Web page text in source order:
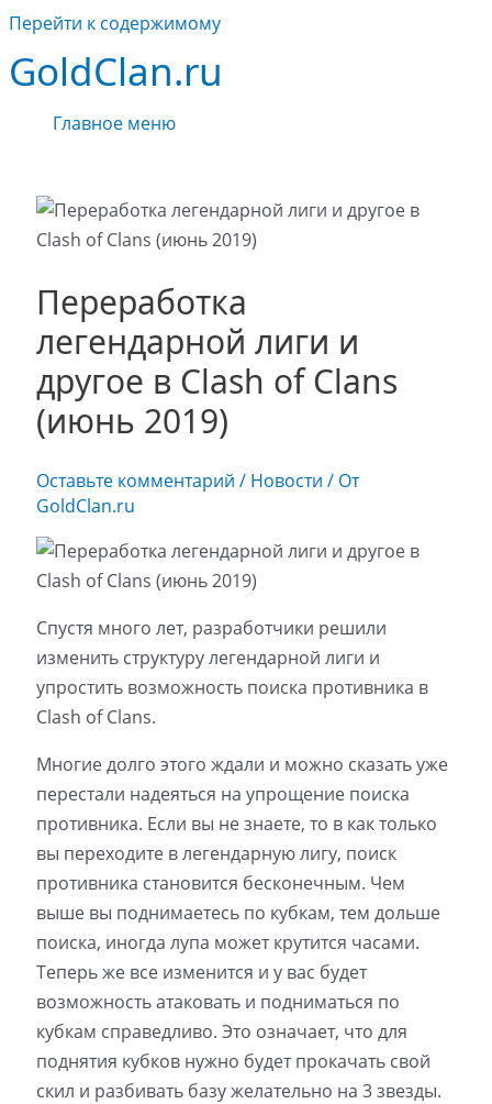
Перейти к содержимому
GoldClan.ru
Главное меню
Переработка
легендарной лиги и
другое в Clash of Clans
(июнь 2019)
Оставьте комментарий / Новости / От
GoldClan.ru
Спустя много лет, разработчики решили
изменить структуру легендарной лиги и
упростить возможность поиска противника в
Clash of Clans.
Многие долго этого ждали и можно сказать уже
перестали надеяться на упрощение поиска
противника. Если вы не знаете, то в как только
вы переходите в легендарную лигу, поиск
противника становится бесконечным. Чем
выше вы поднимаетесь по кубкам, тем дольше
поиска, иногда лупа может крутится часами.
Теперь же все изменится и у вас будет
возможность атаковать и подниматься по
кубкам справедливо. Это означает, что для
поднятия кубков нужно будет прокачать свой
скил и разбивать базу желательно на 3 звезды.